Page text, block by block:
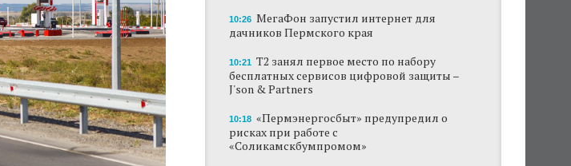
10:26 МегаФон запустил интернет для
дачников Пермского края
10:21 Т2 занял первое место по набору
бесплатных сервисов цифровой защиты –
J'son & Partners
10:18 «Пермэнергосбыт» предупредил о
рисках при работе с
«Соликамскбумпромом»